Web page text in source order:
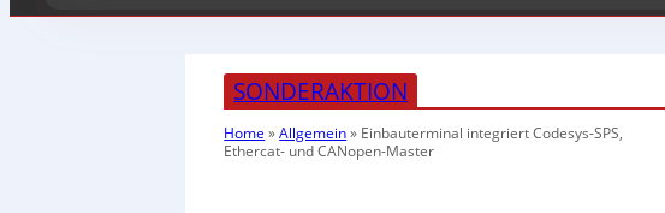
SONDERAKTION
Home »Allgemein» Einbauterminal integriert Codesys-SPS,
Ethercat- und CANopen-Master